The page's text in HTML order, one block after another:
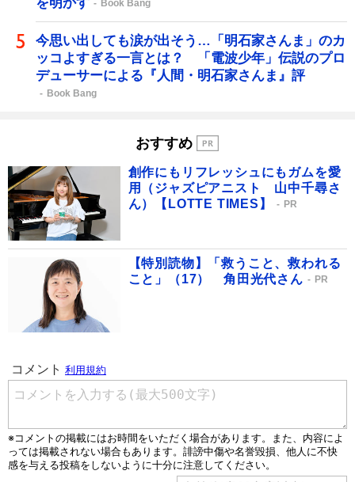
Book Bang
今思い出しても涙が出そう…「明石家さんま」のカ
ッコよすぎる一言とは？ 「電波少年」伝説のプロ
デューサーによる『人間・明石家さんま』評
Book Bang
おすすめ
創作にもリフレッシュにもガムを愛
用（ジャズピアニスト 山中千尋さ
ん）【LOTTE TIMES】
PR
【特別読物】「救うこと、救われる
こと」（17） 角田光代さん
PR